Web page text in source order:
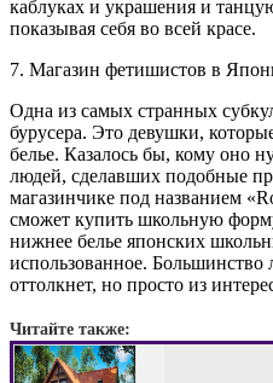
каблуках и украшения и
показывая себя во всей красе.
7. Магазин фетишистов в
Одна из самых странных
бурусера. Это девушки,
белье. Казалось бы, кому оно
людей, сделавших подобные
магазинчике под названием
сможет купить школьную
нижнее белье японских
использованное. Большинство
оттолкнет, но просто из
Читайте также: